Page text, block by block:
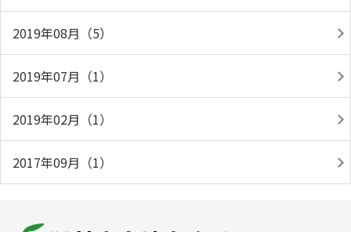
2019年08月（5）
2019年07月（1）
2019年02月（1）
2017年09月（1）